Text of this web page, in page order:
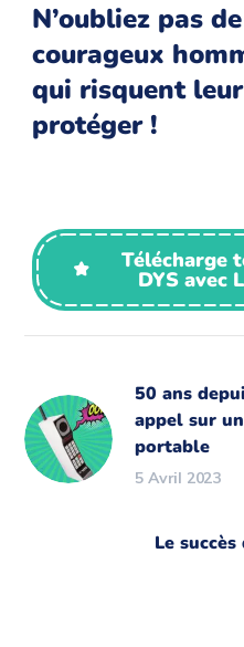
N’oubliez pas
courageux
qui risquent
protéger !
Télécharge
DYS avec
50 ans
appel sur
portable
5 Avril 2023
Le